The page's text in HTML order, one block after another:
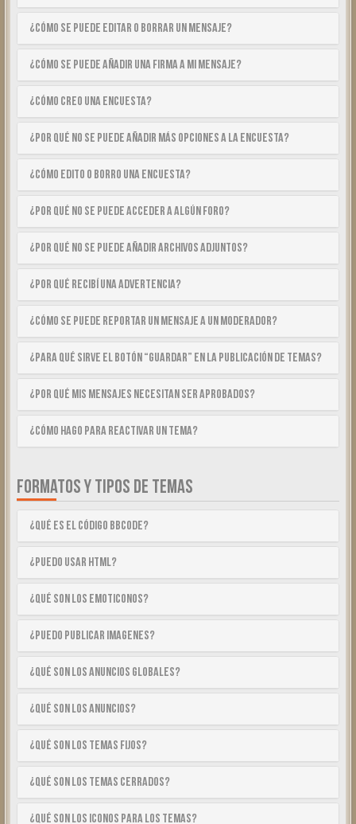
¿Cómo se puede editar o borrar un mensaje?
¿Cómo se puede añadir una firma a mi mensaje?
¿Cómo creo una encuesta?
¿Por qué no se puede añadir más opciones a la encuesta?
¿Cómo edito o borro una encuesta?
¿Por qué no se puede acceder a algún foro?
¿Por qué no se puede añadir archivos adjuntos?
¿Por qué recibí una advertencia?
¿Cómo se puede reportar un mensaje a un moderador?
¿Para qué sirve el botón “Guardar” en la publicación de temas?
¿Por qué mis mensajes necesitan ser aprobados?
¿Cómo hago para reactivar un tema?
FORMATOS Y TIPOS DE TEMAS
¿Qué es el código BBCode?
¿Puedo usar HTML?
¿Qué son los emoticonos?
¿Puedo publicar imagenes?
¿Qué son los anuncios globales?
¿Qué son los anuncios?
¿Qué son los temas fijos?
¿Qué son los temas cerrados?
¿Qué son los iconos para los temas?